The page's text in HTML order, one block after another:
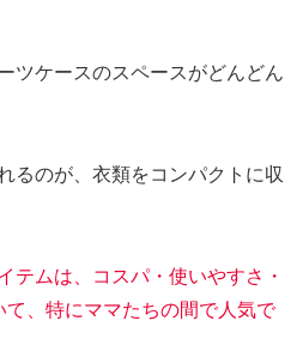
ツケースのスペースがどんどん
るのが、衣類をコンパクトに収
テムは、コスパ・使いやすさ・
、特にママたちの間で人気で